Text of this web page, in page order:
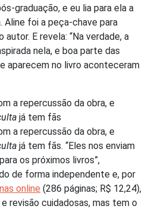
graduação, e eu lia para ela a
foi a peça-chave para
autor. E revela: “Na verdade, a
nela, e boa parte das
aparecem no livro aconteceram
a repercussão da obra, e
já tem fãs
a repercussão da obra, e
já tem fãs. “Eles nos enviam
os próximos livros”,
de forma independente e, por
online (286 páginas; R$ 12,24),
revisão cuidadosas, mas tem o